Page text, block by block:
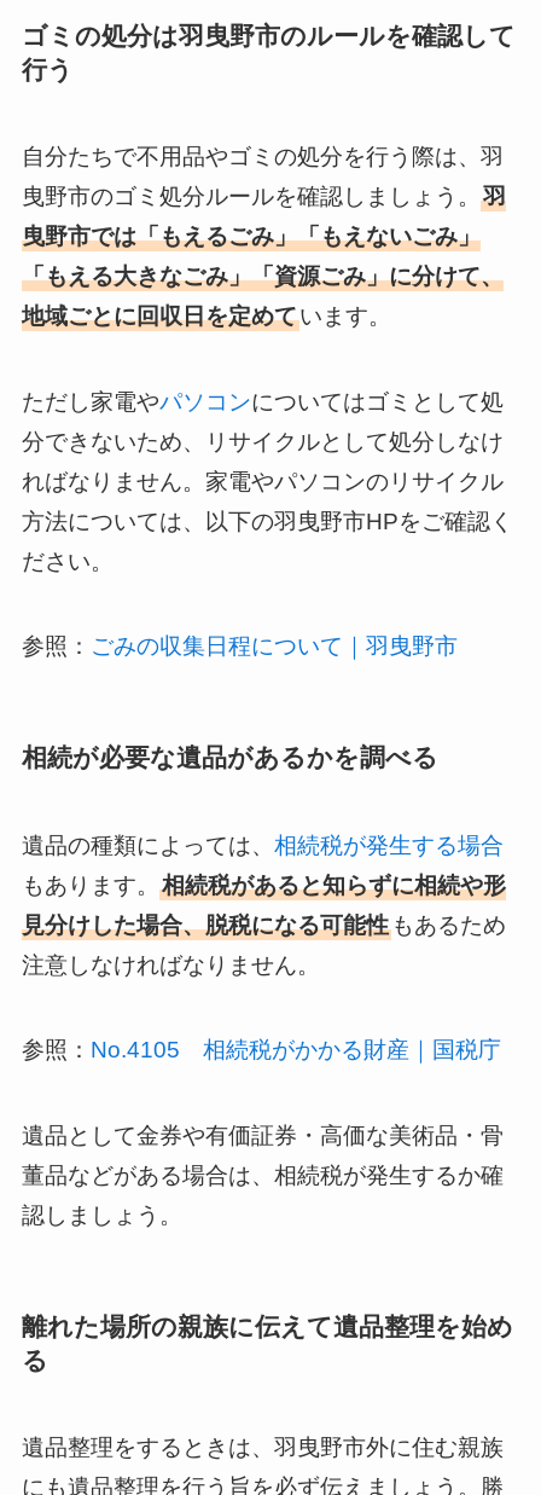
ゴミの処分は羽曳野市のルールを確認して
行う
自分たちで不用品やゴミの処分を行う際は、羽
曳野市のゴミ処分ルールを確認しましょう。 羽
曳野市では「もえるごみ」「もえないごみ」
「もえる大きなごみ」「資源ごみ」に分けて、
地域ごとに回収日を定めています。
ただし家電やパソコンについてはゴミとして処
分できないため、リサイクルとして処分しなけ
ればなりません。家電やパソコンのリサイクル
方法については、以下の羽曳野市HPをご確認く
ださい。
参照： ごみの収集日程について｜羽曳野市
相続が必要な遺品があるかを調べる
遺品の種類によっては、 相続税が発生する場合
もあります。 相続税があると知らずに相続や形
見分けした場合、脱税になる可能性もあるため
注意しなければなりません。
参照： No.4105 相続税がかかる財産｜国税庁
遺品として金券や有価証券・高価な美術品・骨
董品などがある場合は、相続税が発生するか確
認しましょう。
離れた場所の親族に伝えて遺品整理を始め
る
遺品整理をするときは、羽曳野市外に住む親族
にも遺品整理を行う旨を必ず伝えましょう。勝